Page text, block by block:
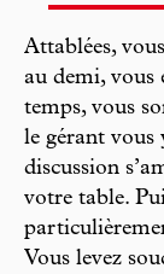
Attablées,
au demi, vous
temps, vous
le gérant
discussion
votre table.
Vous levez